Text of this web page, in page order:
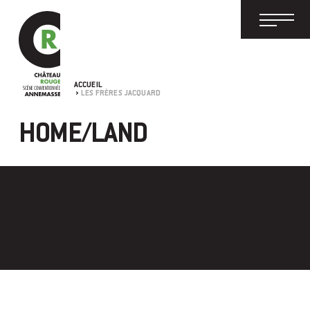
ACCUEIL
LES FRÈRES JACQUARD
HOME/LAND